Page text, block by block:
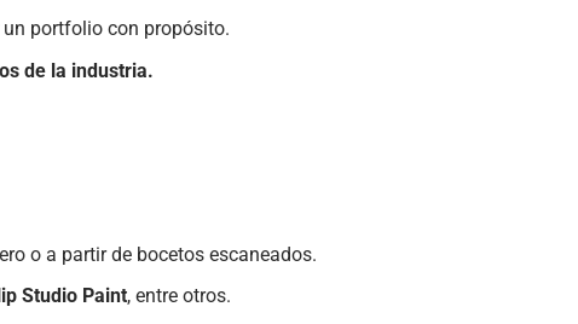
portfolio con propósito.
de la industria.
o a partir de bocetos escaneados.
Studio Paint, entre otros.